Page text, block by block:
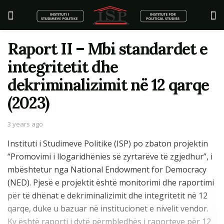
Raport II – Mbi standardet e
integritetit dhe
dekriminalizimit në 12 qarqe
(2023)
3 years ago
Instituti i Studimeve Politike (ISP) po zbaton projektin
“Promovimi i llogaridhënies së zyrtarëve të zgjedhur”, i
mbështetur nga National Endowment for Democracy
(NED). Pjesë e projektit është monitorimi dhe raportimi
për të dhënat e dekriminalizimit dhe integritetit në 12
qarqe, duke u bazuar në institucionet e nivelit vendor.
Ky është raporti i dytë përmbledhës i raporteve për 12